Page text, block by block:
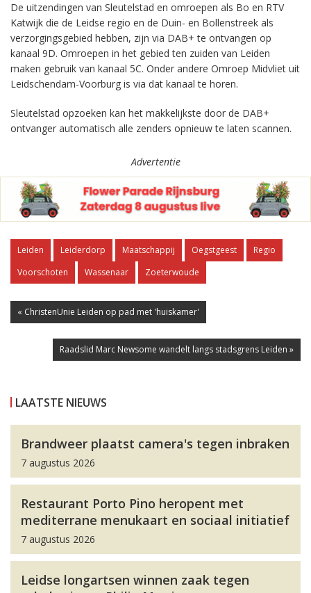
De uitzendingen van Sleutelstad en omroepen als Bo en RTV
Katwijk die de Leidse regio en de Duin- en Bollenstreek als
verzorgingsgebied hebben, zijn via DAB+ te ontvangen op
kanaal 9D. Omroepen in het gebied ten zuiden van Leiden
maken gebruik van kanaal 5C. Onder andere Omroep Midvliet uit
Leidschendam-Voorburg is via dat kanaal te horen.
Sleutelstad opzoeken kan het makkelijkste door de DAB+
ontvanger automatisch alle zenders opnieuw te laten scannen.
Advertentie
Leiden Leiderdorp Maatschappij Oegstgeest
Regio
Voorschoten
Wassenaar Zoeterwoude
« ChristenUnie Leiden op pad met 'huiskamer'
Raadslid Marc Newsome wandelt langs stadsgrens Leiden »
LAATSTE NIEUWS
Brandweer plaatst camera's tegen inbraken
7 augustus 2026
Restaurant Porto Pino heropent met
mediterrane menukaart en sociaal initiatief
7 augustus 2026
Leidse longartsen winnen zaak tegen